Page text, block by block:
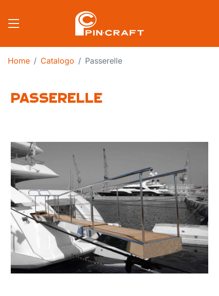
Home Catalogo Passerelle
PASSERELLE